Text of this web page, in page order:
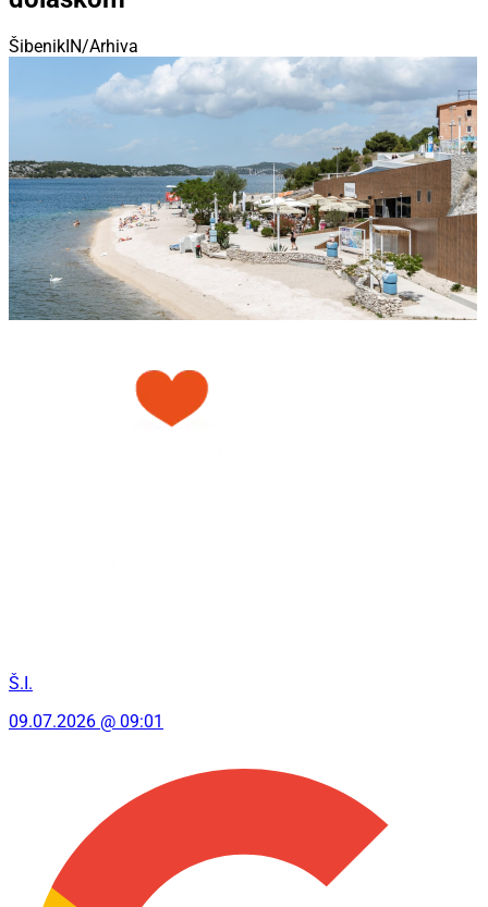
ŠibenikIN/Arhiva
Š.I.
09.07.2026 @ 09:01